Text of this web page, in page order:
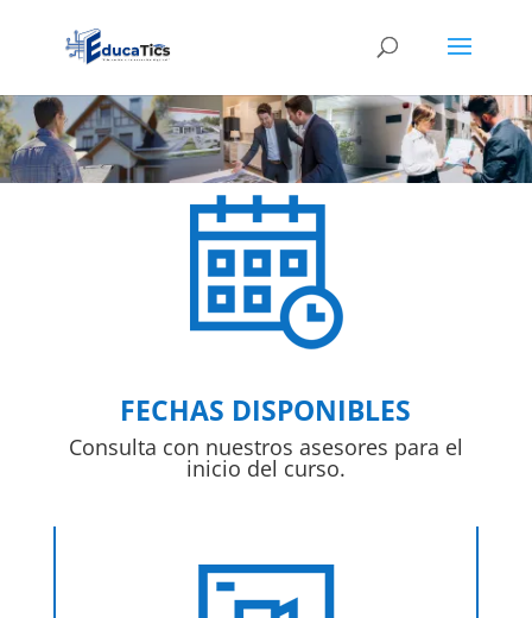
FECHAS DISPONIBLES
Consulta con nuestros asesores para el
inicio del curso.